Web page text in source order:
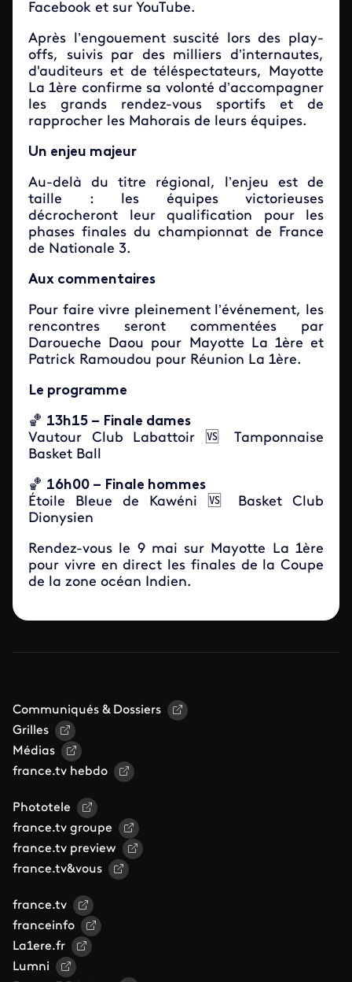
Facebook et sur YouTube.
Après l’engouement suscité lors des play-
offs, suivis par des milliers d’internautes,
d'auditeurs et de téléspectateurs, Mayotte
La 1ère confirme sa volonté d’accompagner
les grands rendez-vous sportifs et de
rapprocher les Mahorais de leurs équipes.
Un enjeu majeur
Au-delà du titre régional, l’enjeu est de
taille : les équipes victorieuses
décrocheront leur qualification pour les
phases finales du championnat de France
de Nationale 3.
Aux commentaires
Pour faire vivre pleinement l’événement, les
rencontres seront commentées par
Daroueche Daou pour Mayotte La 1ère et
Patrick Ramoudou pour Réunion La 1ère.
Le programme
🏀 13h15 – Finale dames
Vautour Club Labattoir 🆚 Tamponnaise
Basket Ball
🏀 16h00 – Finale hommes
Étoile Bleue de Kawéni 🆚 Basket Club
Dionysien
Rendez-vous le 9 mai sur Mayotte La 1ère
pour vivre en direct les finales de la Coupe
de la zone océan Indien.
Communiqués & Dossiers
Grilles
Médias
france.tv hebdo
Phototele
france.tv groupe
france.tv preview
france.tv&vous
france.tv
franceinfo
La1ere.fr
Lumni